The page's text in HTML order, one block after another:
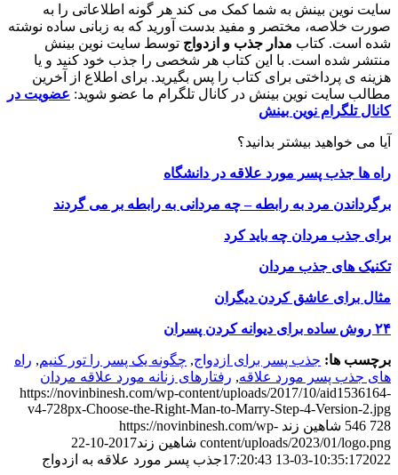
سایت نوین بینش به شما کمک می کند هر گونه اطلاعاتی را به
صورت خلاصه، مختصر و مفید بدست آورید که به زبانی ساده نوشته
شده است. کتاب مدار جذب و ازدواج توسط سایت نوین بینش
منتشر شده است. با این کتاب هر شخصی را جذب خود کنید و یا
هزینه ی پرداختی برای کتاب را پس بگیرید. برای اطلاع از آخرین
مطالب سایت نوین بینش در کانال تلگرام ما عضو شوید: عضویت در
کانال تلگرام نوین بینش
آیا می خواهید بیشتر بدانید؟
راه ها جذب پسر مورد علاقه در دانشگاه
برگرداندن مرد به رابطه – چه مردانی به رابطه بر می گردند
برای جذب مردان چه باید کرد
تکنیک های جذب مردان
مثال برای عاشق کردن دیگران
۲۴ روش ساده برای دیوانه کردن پسران
برچسب ها: جذب پسر برای ازدواج, چگونه یک پسر را تور کنیم, راه
های جذب پسر مورد علاقه, رفتارهای زنانه مورد علاقه مردان
https://novinbinesh.com/wp-content/uploads/2017/10/aid1536164-
v4-728px-Choose-the-Right-Man-to-Marry-Step-4-Version-2.jpg
546 728 شاهین زند https://novinbinesh.com/wp-
content/uploads/2023/01/logo.png شاهین زند
2017-10-22
10:35:172022-03-13 17:20:43 جذب پسر مورد علاقه به ازدواج